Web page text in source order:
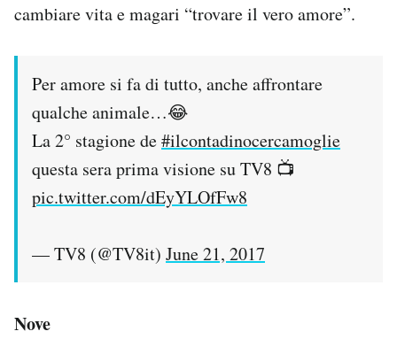
cambiare vita e magari “trovare il vero amore”.
Per amore si fa di tutto, anche affrontare
qualche animale…😂
La 2° stagione de#ilcontadinocercamoglie
questa sera prima visione su TV8 📺
pic.twitter.com/dEyYLOfFw8
— TV8 (@TV8it) June 21, 2017
Nove